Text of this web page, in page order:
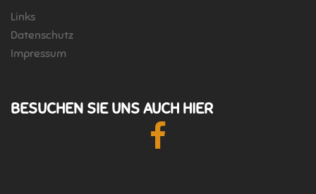
Links
Datenschutz
Impressum
BESUCHEN SIE UNS AUCH HIER